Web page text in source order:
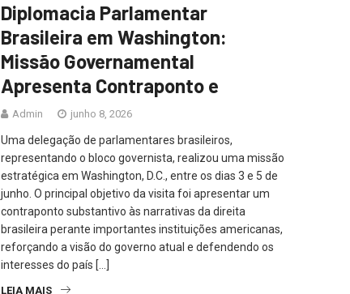
Diplomacia Parlamentar
Brasileira em Washington:
Missão Governamental
Apresenta Contraponto e
Admin junho 8, 2026
Uma delegação de parlamentares brasileiros,
representando o bloco governista, realizou uma missão
estratégica em Washington, D.C., entre os dias 3 e 5 de
junho. O principal objetivo da visita foi apresentar um
contraponto substantivo às narrativas da direita
brasileira perante importantes instituições americanas,
reforçando a visão do governo atual e defendendo os
interesses do país […]
LEIA MAIS